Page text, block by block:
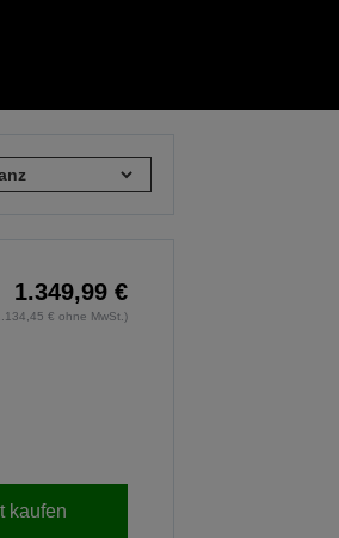
1.349,99 €
€ ohne MwSt.)
kaufen